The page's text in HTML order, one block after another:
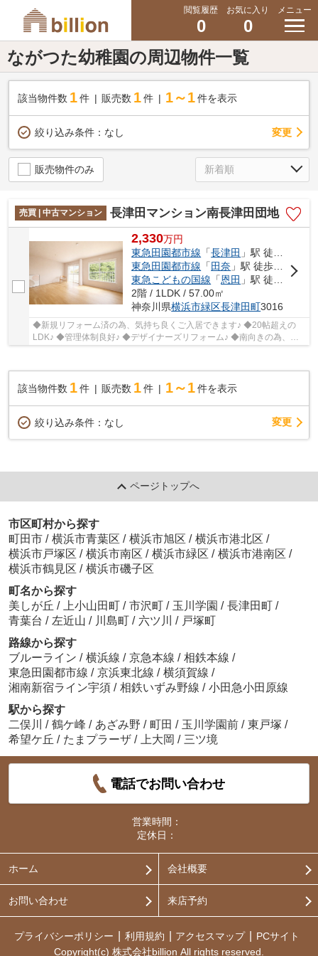
閲覧履歴
0
お気に入り
0
メニュー
ながつた幼稚園の周辺物件一覧
該当物件数 1件 販売数 1 件 1～1 件を表示
絞り込み条件： なし 変更
販売物件のみ
売買 | 中古マンション 長津田マンション南長津田団地
2,330万円
東急田園都市線 「長津田 」駅 徒歩11分
東急田園都市線 「 田奈 」駅 徒歩9分
東急こどもの国線 「恩田 」駅 徒歩38分
2階 / 1LDK / 57.00㎡
神奈川県横浜市緑区長津田町3016
◆新規リフォーム済の為、気持ち良くご入居できます♪ ◆20帖超えの
LDK♪ ◆管理体制良好♪ ◆デザイナーズリフォーム♪ ◆南向きの為、陽
該当物件数 1件 販売数 1 件 1～1 件を表示
絞り込み条件： なし 変更
ページトップへ
市区町村から探す
町田市 / 横浜市青葉区 / 横浜市旭区 / 横浜市港北区 /
横浜市戸塚区 / 横浜市南区 / 横浜市緑区 / 横浜市港南区 /
横浜市鶴見区 / 横浜市磯子区
町名から探す
美しが丘 / 上小山田町 / 市沢町 / 玉川学園 / 長津田町 /
青葉台 / 左近山 / 川島町 / 六ツ川 / 戸塚町
路線から探す
ブルーライン / 横浜線 / 京急本線 / 相鉄本線 /
東急田園都市線 / 京浜東北線 / 横須賀線 /
湘南新宿ライン宇須 / 相鉄いずみ野線 / 小田急小田原線
駅から探す
二俣川
/ 鶴ケ峰 / あざみ野 / 町田 / 玉川学園前 / 東戸塚 /
希望ケ丘 / たまプラーザ / 上大岡 / 三ツ境
電話でお問い合わせ
営業時間：
定休日：
ホーム 会社概要
お問い合わせ 来店予約
プライバシーポリシー 利用規約 アクセスマップ
PCサイト
Copyright(c) 株式会社billion All rights reserved.